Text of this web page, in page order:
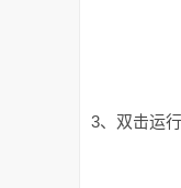
3、双击运